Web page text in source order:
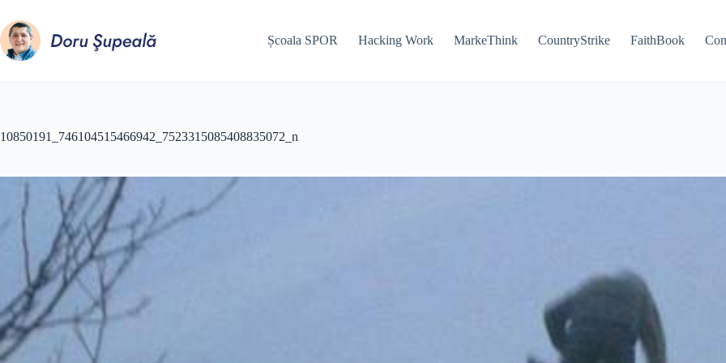
conținut
Școala SPOR Hacking Work MarkeThink CountryStrike FaithBook
10850191_746104515466942_7523315085408835072_n